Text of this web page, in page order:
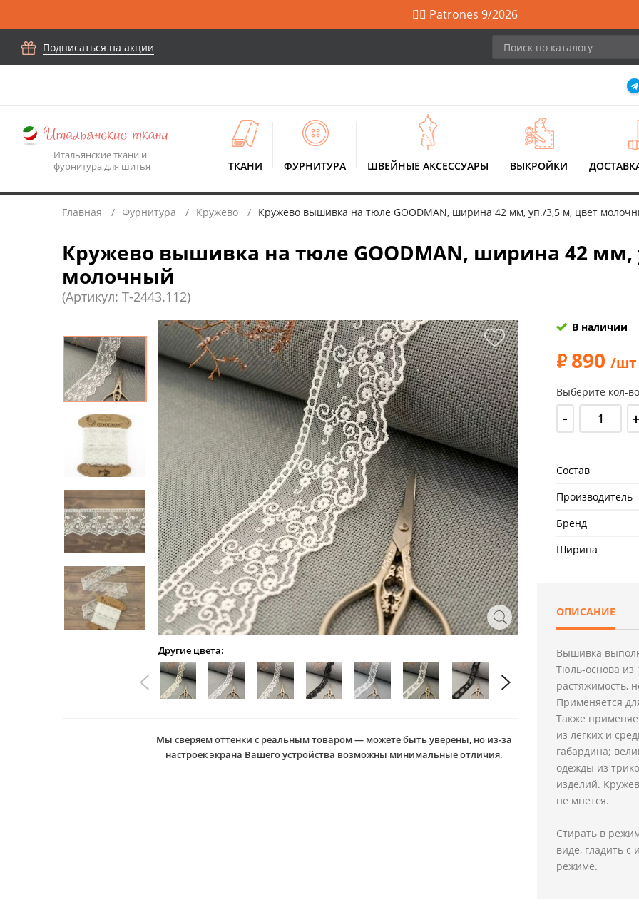
🙋‍♀️ Patrones 9/2026
Подписаться на акции
Итальянские ткани и
фурнитура для шитья
ТКАНИ ФУРНИТУРА ШВЕЙНЫЕ АКСЕССУАРЫ ВЫКРОЙКИ
Главная Фурнитура Кружево Кружево вышивка на тюле GOODMAN, ширина 42 мм, уп./3,5 м, цвет
Кружево вышивка на тюле GOODMAN, ширина 42 мм,
молочный
(Артикул: T-2443.112)
Другие цвета:
Мы сверяем оттенки с реальным товаром — можете быть уверены, но из-за
настроек экрана Вашего устройства возможны минимальные отличия.
В наличии
890 /шт
Выберите кол-
- +
Состав
Производитель
Бренд
Ширина
ОПИСАНИЕ
Вышивка
Тюль-основа из
растяжимость,
Применяется
Также
из легких и
габардина;
одежды из
изделий.
не мнется.
Стирать в
виде, гладить
режиме.